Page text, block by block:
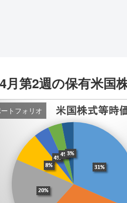
月第2週の保有米
トフォリオ